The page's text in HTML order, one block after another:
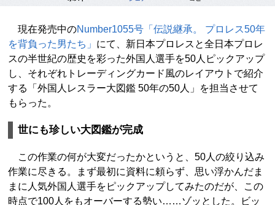
現在発売中のNumber1055号「伝説継承。 プロレス50年
を背負った男たち」 にて、新日本プロレスと全日本プロレ
スの半世紀の歴史を彩った外国人選手を50人ピックアップ
し、それぞれトレーディングカード風のレイアウトで紹介
する「外国人レスラー大図鑑 50年の50人」を担当させて
もらった。
世にも珍しい大図鑑が完成
この作業の何が大変だったかというと、50人の絞り込み
作業に尽きる。まず最初に資料に頼らず、思い浮かんだま
まに人気外国人選手をピックアップしてみたのだが、この
時点で100人をもオーバーする勢い……ゾッとした。ビッ